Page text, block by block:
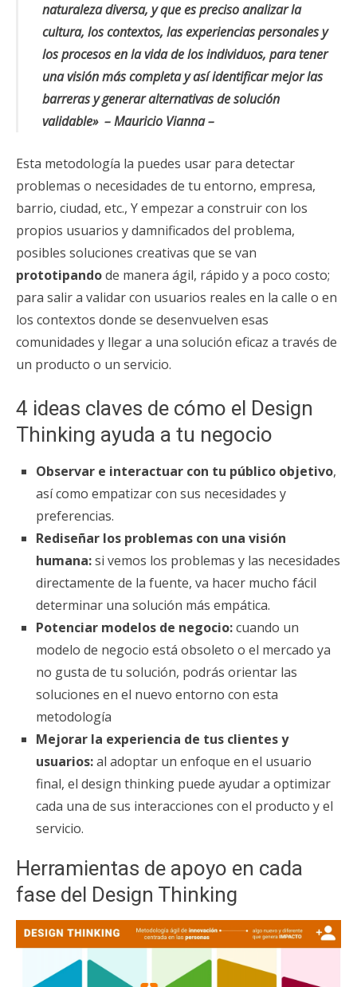
naturaleza diversa, y que es preciso analizar la
cultura, los contextos, lasexperiencias personales y
los procesos en la vida de los individuos, para tener
una visión más completa y así identificar mejor las
barreras y generaralternativas de solución
validable» – Mauricio Vianna –
Esta metodología la puedes usar para detectar
problemas o necesidades de tu entorno, empresa,
barrio, ciudad, etc., Y empezar a construir con los
propios usuarios y damnificados del problema,
posibles soluciones creativas que se van
prototipandode manera ágil, rápido y a poco costo;
para salir a validar con usuarios reales en la calle o en
los contextos donde se desenvuelven esas
comunidades y llegar a una solución eficaz a través de
un producto o un servicio.
4 ideas claves de cómo el Design
Thinking ayuda a tu negocio
Observar e interactuar con tu público objetivo,
así como empatizar con sus necesidades y
preferencias.
Rediseñar los problemas con una visión
humana:si vemos los problemas y las necesidades
directamente de la fuente, va hacer mucho fácil
determinar una solución más empática.
Potenciar modelos de negocio:cuando un
modelo de negocio está obsoleto o el mercado ya
no gusta de tu solución, podrás orientar las
soluciones en el nuevo entorno con esta
metodología
Mejorar la experiencia de tus clientes y
usuarios:al adoptar un enfoque en el usuario
final, el design thinking puede ayudar a optimizar
cada una de sus interacciones con el producto y el
servicio.
Herramientas de apoyo en cada
fase del Design Thinking